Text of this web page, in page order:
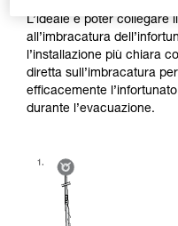
L’ideale è poter collegare
all’imbracatura
l’installazione più chiara
diretta sull’imbracatura
efficacemente
durante l’evacuazione.